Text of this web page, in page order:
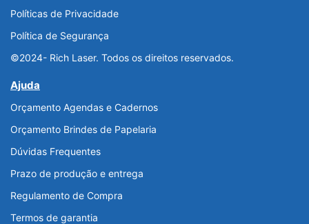
Políticas de Privacidade
Política de Segurança
©2024- Rich Laser. Todos os direitos reservados.
Ajuda
Orçamento Agendas e Cadernos
Orçamento Brindes de Papelaria
Dúvidas Frequentes
Prazo de produção e entrega
Regulamento de Compra
Termos de garantia